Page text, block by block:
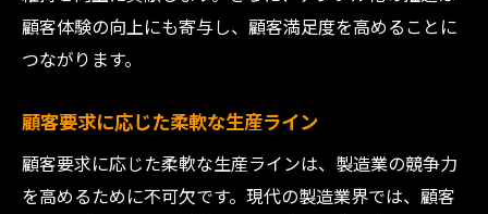
顧客体験の向上にも寄与し、顧客満足度を高めることに
つながります。
顧客要求に応じた柔軟な生産ライン
顧客要求に応じた柔軟な生産ラインは、製造業の競争力
を高めるために不可欠です。現代の製造業界では、顧客